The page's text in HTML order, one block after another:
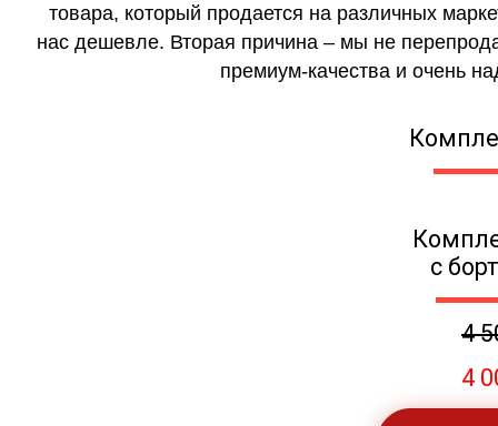
товара, который продается на различных
нас дешевле. Вторая причина – мы не
премиум-качества и очень
с
4
4